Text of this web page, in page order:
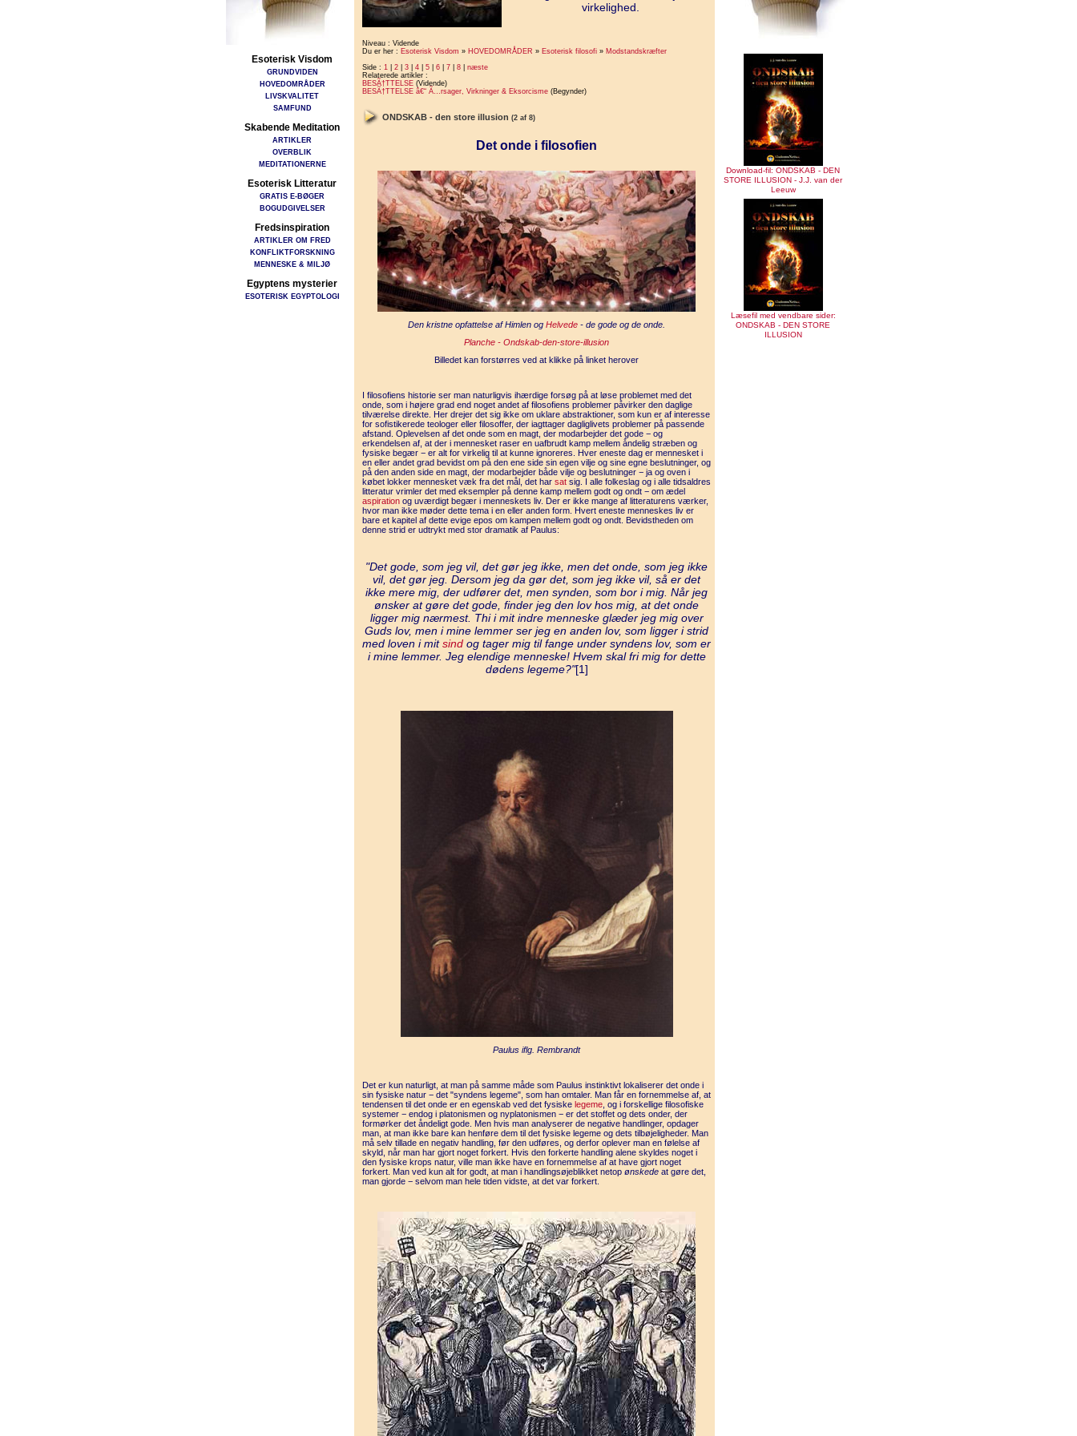
Esoterisk Visdom
GRUNDVIDEN
HOVEDOMRÅDER
LIVSKVALITET
SAMFUND
Skabende Meditation
ARTIKLER
OVERBLIK
MEDITATIONERNE
Esoterisk Litteratur
GRATIS E-BØGER
BOGUDGIVELSER
Fredsinspiration
ARTIKLER OM FRED
KONFLIKTFORSKNING
MENNESKE & MILJØ
Egyptens mysterier
ESOTERISK EGYPTOLOGI
virkelighed.
Niveau : Vidende
Du er her : Esoterisk Visdom » HOVEDOMRÅDER » Esoterisk filosofi » Modstandskræfter
Side : 1 2 3 4 5 6 7 8
næste
Relaterede artikler :
BESÃ†TTELSE (Vidende)
BESÃ†TTELSE â€“ Ã…rsager, Virkninger & Eksorcisme (Begynder)
ONDSKAB - den store illusion (2 af 8)
Det onde i filosofien
Den kristne opfattelse af Himlen og Helvede - de gode og de onde.
Planche - Ondskab-den-store-illusion
Billedet kan forstørres ved at klikke på linket herover
I filosofiens historie ser man naturligvis ihærdige forsøg på at løse problemet med det
onde, som i højere grad end noget andet af filosofiens problemer påvirker den daglige
tilvæ­relse direkte. Her drejer det sig ikke om uklare abstraktioner, som kun er af interesse
for sofistikerede teologer eller filosoffer, der iagttager dagliglivets problemer på passende
afstand. Oplevelsen af det onde som en magt, der modarbejder det gode − og
erkendelsen af, at der i mennesket raser en uafbrudt kamp mellem åndelig stræben og
fysiske begær − er alt for virkelig til at kunne ignoreres. Hver eneste dag er mennesket i
en eller andet grad bevidst om på den ene side sin egen vilje og sine egne beslutninger, og
på den anden side en magt, der modarbejder både vilje og beslutninger − ja og oven i
købet lokker mennesket væk fra det mål, det har sat sig. I alle folkeslag og i alle tidsaldres
litteratur vrimler det med eksempler på denne kamp mellem godt og ondt − om ædel
aspiration og uværdigt begær i menne­skets liv. Der er ikke mange af litteraturens værker,
hvor man ikke møder dette tema i en eller anden form. Hvert eneste menneskes liv er
bare et kapitel af dette evige epos om kampen mellem godt og ondt. Bevidstheden om
denne strid er udtrykt med stor dramatik af Paulus:
"Det gode, som jeg vil, det gør jeg ikke, men det onde, som jeg ikke
vil, det gør jeg. Dersom jeg da gør det, som jeg ikke vil, så er det
ikke mere mig, der udfører det, men synden, som bor i mig. Når jeg
ønsker at gøre det gode, finder jeg den lov hos mig, at det onde
ligger mig nærmest. Thi i mit indre menneske glæder jeg mig over
Guds lov, men i mine lemmer ser jeg en anden lov, som ligger i strid
med loven i mitsind og tager mig til fange under syndens lov, som er
i mine lemmer. Jeg elendige menneske! Hvem skal fri mig for dette
dødens lege­me?"[1]
Paulus iflg. Rembrandt
Det er kun naturligt, at man på samme måde som Paulus instinktivt lo­kaliserer det onde i
sin fysiske natur − det "syndens legeme", som han omtaler. Man får en fornemmelse af, at
tendensen til det onde er en egenskab ved det fysiske legeme , og i forskellige filosofiske
systemer − endog i platonismen og nyplatonismen − er det stoffet og dets onder, der
formørker det åndeligt gode. Men hvis man analy­serer de negative handlinger, opdager
man, at man ikke bare kan henføre dem til det fysiske legeme og dets tilbøjeligheder. Man
må selv tillade en negativ handling, før den udføres, og derfor oplever man en følelse af
skyld, når man har gjort noget forkert. Hvis den forkerte handling alene skyldes noget i
den fysiske krops natur, ville man ikke have en fornem­melse af at have gjort noget
forkert. Man ved kun alt for godt, at man i handlingsøjeblikket netop ønskede at gøre det,
man gjorde − selvom man hele tiden vidste, at det var forkert.
Download-fil: ONDSKAB - DEN
STORE ILLUSION - J.J. van der
Leeuw
Læsefil med vendbare sider:
ONDSKAB - DEN STORE
ILLUSION